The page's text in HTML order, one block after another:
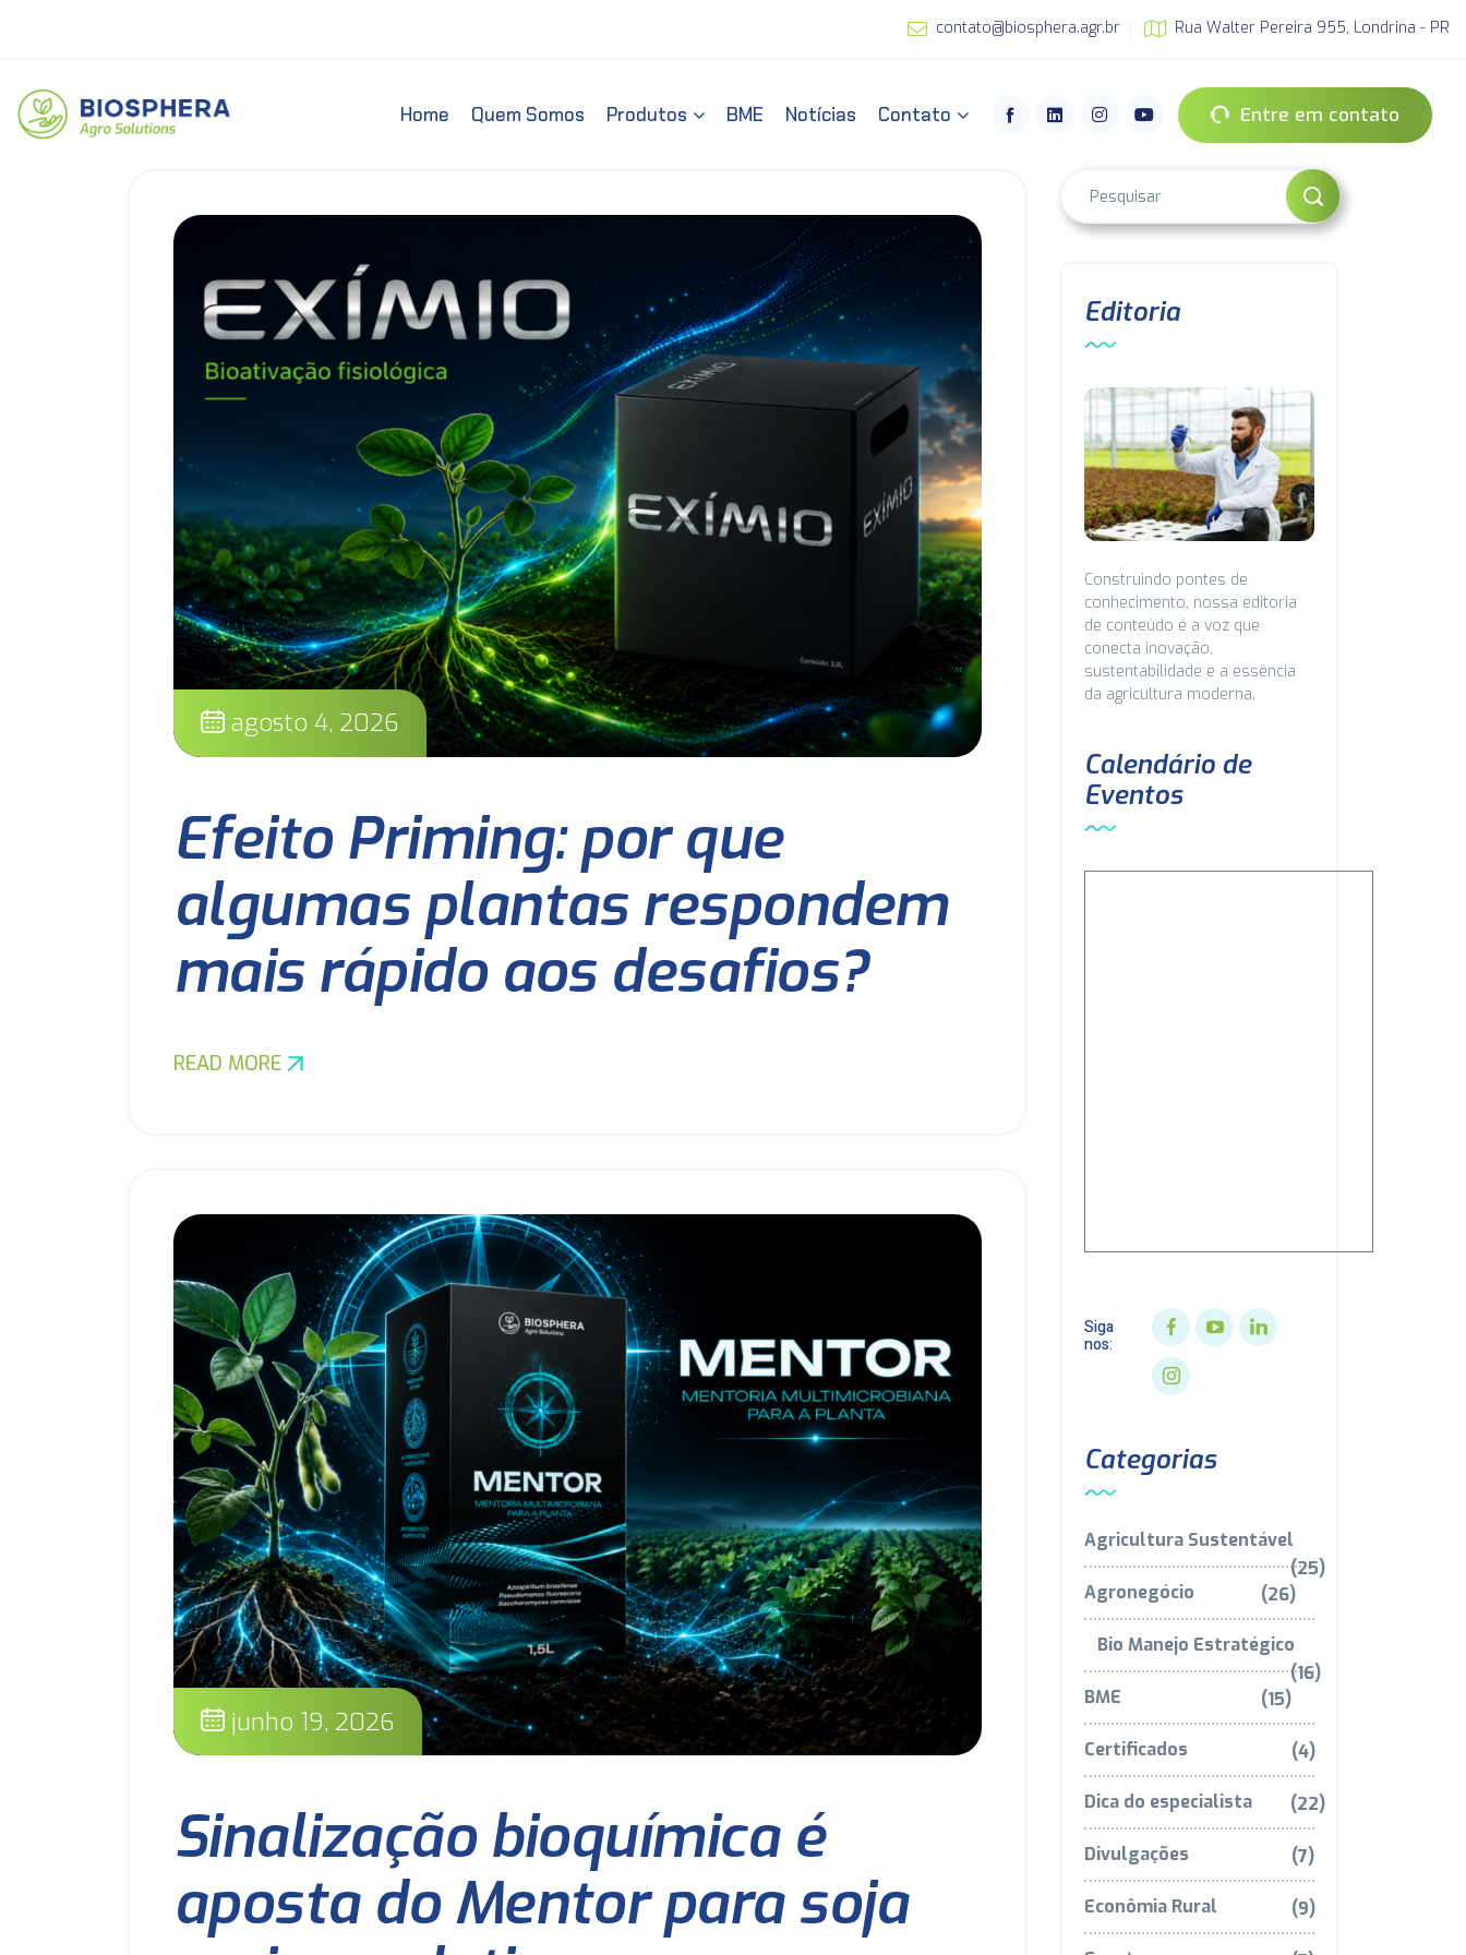
contato@biosphera.agr.br Rua Walter Pereira 955, Londrina - PR
Home Quem Somos Produtos BME Notícias Contato Entre em contato
agosto 4, 2026
Efeito Priming: por que
algumas plantas respondem
mais rápido aos desafios?
READ MORE
junho 19, 2026
Sinalização bioquímica é
aposta do Mentor para soja
Editoria
Construindo pontes de
conhecimento, nossa editoria
de conteúdo é a voz que
conecta inovação,
sustentabilidade e a essência
da agricultura moderna.
Calendário de
Eventos
Siga
nos:
Categorias
Agricultura Sustentável
(25)
Agronegócio
(26)
Bio Manejo Estratégico
(16)
BME
(15)
Certificados (4)
Dica do especialista (22)
Divulgações (7)
Econômia Rural (9)